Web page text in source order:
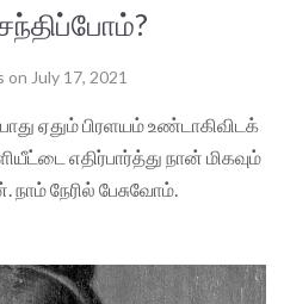
on July 17, 2021
ஏதும் பிரளயம் உண்டாகிவிடக்
எதிர்பார்த்து நான் மிகவும்
நேரில் பேசுவோம்.